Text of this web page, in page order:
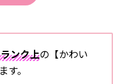
ンク上の【かわい
す。